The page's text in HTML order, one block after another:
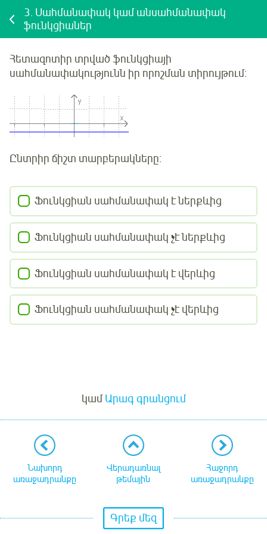
3. Սահմանափակ կամ անսահմանափակ
ֆունկցիաներ
Հետազոտիր տրված ֆունկցիայի
սահմանափակությունն իր որոշման տիրույթում:
Ընտրիր ճիշտ տարբերակները:
Ֆունկցիան սահմանափակ է ներքևից
Ֆունկցիան սահմանափակ չէ ներքևից
Ֆունկցիան սահմանափակ է վերևից
Ֆունկցիան սահմանափակ չէ վերևից
կամԱրագ գրանցում
Նախորդ
առաջադրանքը
Վերադառնալ
թեմային
Հաջորդ
առաջադրանքը
Գրեք մեզ